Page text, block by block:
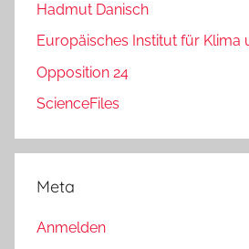
Hadmut Danisch
Europäisches Institut für Klima
Opposition 24
ScienceFiles
Meta
Anmelden